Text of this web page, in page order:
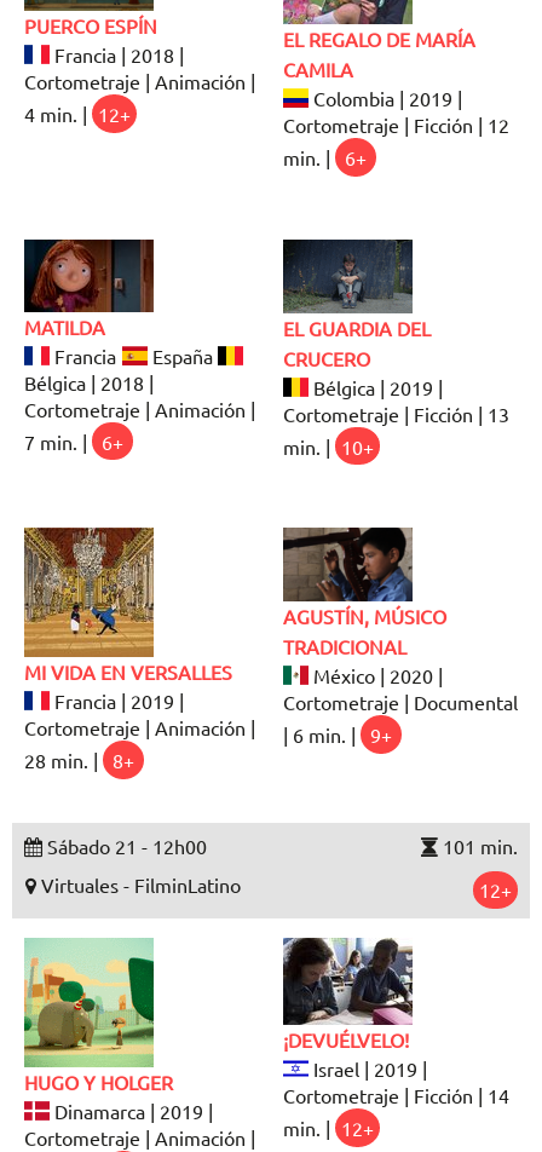
PUERCO ESPÍN
Francia | 2018 |
Cortometraje | Animación |
4 min. | 12+
EL REGALO DE MARÍA
CAMILA
Colombia | 2019 |
Cortometraje | Ficción | 12
min. |
6+
MATILDA
Francia
España
Bélgica | 2018 |
Cortometraje | Animación |
7 min. |
6+
EL GUARDIA DEL
CRUCERO
Bélgica | 2019 |
Cortometraje | Ficción | 13
min. | 10+
MI VIDA EN VERSALLES
Francia | 2019 |
Cortometraje | Animación |
28 min. |
8+
AGUSTÍN, MÚSICO
TRADICIONAL
México | 2020 |
Cortometraje | Documental
| 6 min. |
9+
Sábado 21 - 12h00
101 min.
Virtuales - FilminLatino
12+
HUGO Y HOLGER
Dinamarca | 2019 |
Cortometraje | Animación |
¡DEVUÉLVELO!
Israel | 2019 |
Cortometraje | Ficción | 14
min. | 12+